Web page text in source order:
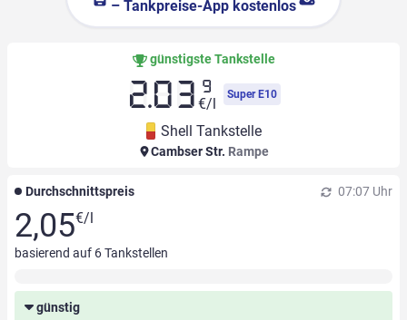
– Tankpreise-App kostenlos
günstigste Tankstelle
2.03 9
€/l
Super E10
Shell Tankstelle
Cambser Str. Rampe
Durchschnittspreis 07:07 Uhr
2,05€/l
basierend auf 6Tankstellen
günstig